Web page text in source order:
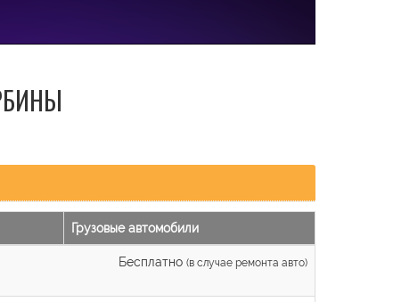
Грузовые автомобили
Бесплатно (в случае ремонта авто)